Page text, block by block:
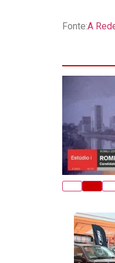
Fonte:A